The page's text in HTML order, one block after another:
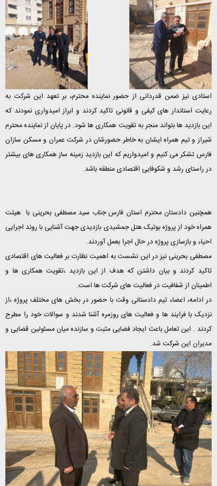
استادی نیز ضمن قدردانی از حضور نماینده محترم، بر تعهد این شرکت به
رعایت استاندار های کیفی و قانونی تاکید کردند و ابراز امیدواری نمودند که
این بازدید ها بتواند منجر به تقویت همکاری ها شود. در پایان از نماینده محترم
شیراز و تیم همراه ایشان به خاطر حضورشان در شرکت عمران و مسکن سازان
فارس تشکر می کنیم و امیدواریم که این بازدید زمینه ساز همکاری های بیشتر
در راستای رشد و شکوفایی اقتصادی منطقه باشد.
همچنین دادستان محترم استان فارس جناب سید مصطفی بحرینی با هیئت
همراه خود از پروژه بوتیک هتل جمشیدی بازدیدی جهت آشنایی با روند اجرایی
احیاء و بازسازی پروژه در حال اجرا بعمل آوردند.
مصطفی بحرینی نیز در این نشست به اهمیت نظارت بر فعالیت های اقتصادی
تاکید کردند و بیان داشتن که هدف از این بازدید ،تقویت همکاری ها و
اطمینان از شفافیت در فعالیت های شرکت ها است.
در ادامه، اعضاء تیم دادستانی وقت با حضور در بخش های مختلف پروژه ،از
نزدیک با فرایند ها و فعالیت های روزمره آشنا شدند و سوالات خود را مطرح
کردند . این تعامل باعث ایجاد فضایی مثبت و سازنده میان مسئولین قضایی و
مدیران این شرکت شد.